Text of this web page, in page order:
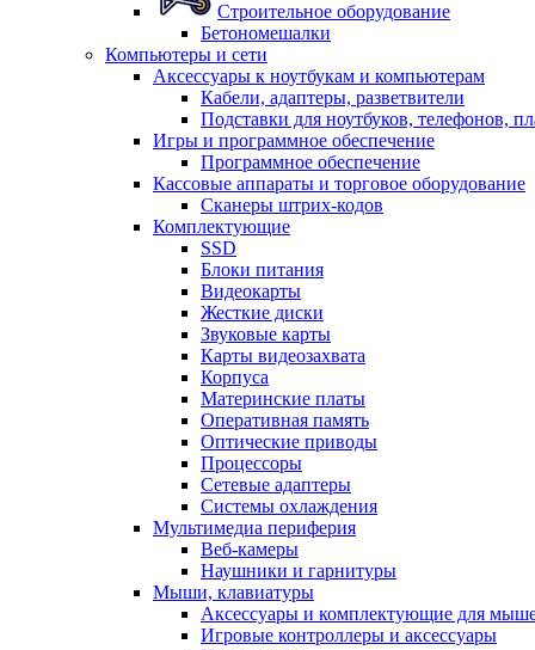
Строительное оборудование
Бетономешалки
Компьютеры и сети
Аксессуары к ноутбукам и компьютерам
Кабели, адаптеры, разветвители
Подставки для ноутбуков, телефонов,
Игры и программное обеспечение
Программное обеспечение
Кассовые аппараты и торговое оборудование
Сканеры штрих-кодов
Комплектующие
SSD
Блоки питания
Видеокарты
Жесткие диски
Звуковые карты
Карты видеозахвата
Корпуса
Материнские платы
Оперативная память
Оптические приводы
Процессоры
Сетевые адаптеры
Системы охлаждения
Мультимедиа периферия
Веб-камеры
Наушники и гарнитуры
Мыши, клавиатуры
Аксессуары и комплектующие для
Игровые контроллеры и аксессуары